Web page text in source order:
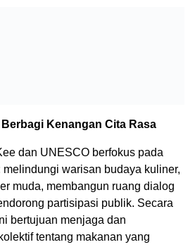
Kenangan Cita Rasa
dan UNESCO berfokus pada
melindungi warisan budaya kuliner,
muda, membangun ruang dialog
partisipasi publik. Secara
bertujuan menjaga dan
tentang makanan yang